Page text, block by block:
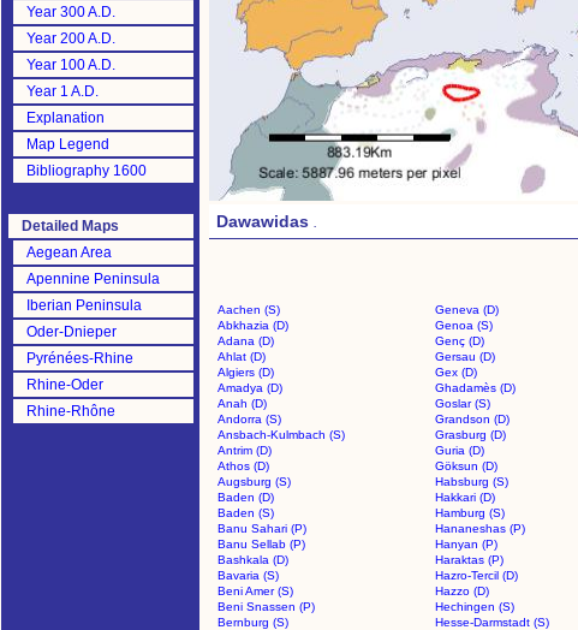
Year 300 A.D.
Year 200 A.D.
Year 100 A.D.
Year 1 A.D.
Explanation
Map Legend
Bibliography 1600
Detailed Maps
Aegean Area
Apennine Peninsula
Iberian Peninsula
Oder-Dnieper
Pyrénées-Rhine
Rhine-Oder
Rhine-Rhône
Dawawidas .
Aachen (S) Geneva (D)
Abkhazia (D)
Genoa (S)
Adana (D)
Genç (D)
Ahlat (D)
Gersau (D)
Algiers (D)
Gex (D)
Amadya (D)
Ghadamès (D)
Anah (D)
Goslar (S)
Andorra (S)
Grandson (D)
Ansbach-Kulmbach (S)
Grasburg (D)
Antrim (D)
Guria (D)
Athos (D)
Göksun (D)
Augsburg (S)
Habsburg (S)
Baden (D)
Hakkari (D)
Baden (S)
Hamburg (S)
Banu Sahari (P)
Hananeshas (P)
Banu Sellab (P)
Hanyan (P)
Bashkala (D)
Haraktas (P)
Bavaria (S)
Hazro-Tercil (D)
Beni Amer (S)
Hazzo (D)
Beni Snassen (P)
Hechingen (S)
Bernburg (S)
Hesse-Darmstadt (S)